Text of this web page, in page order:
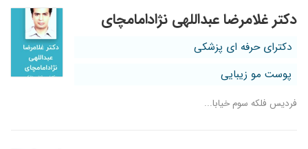
دکتر غلامرضا عبداللهی نژادامامچای
دکترای حرفه ای پزشکی
پوست مو زیبایی
فردیس فلکه سوم خیابا...